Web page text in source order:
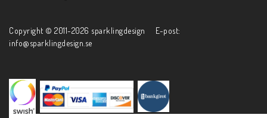
Copyright © 2011-2026 sparklingdesign E-post:
info@sparklingdesign.se